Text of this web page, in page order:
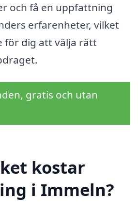
och få en uppfattning
erfarenheter, vilket
för dig att välja rätt
gratis och utan
kostar
i Immeln?